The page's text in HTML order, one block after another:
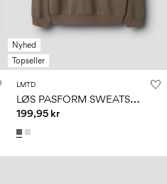
Nyhed
Topseller
LMTD
L
ØS PASFORM SWEATSHIRT
199,95 kr